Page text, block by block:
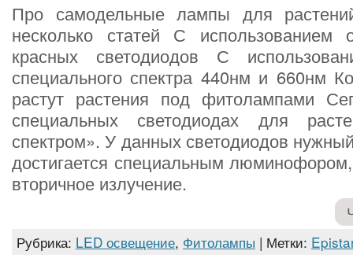
Про самодельные лампы для
несколько статей С
красных светодиодов С
специального спектра 440нм и 660нм
растут растения под фитолампами
специальных светодиодах для
спектром». У данных светодиодов
достигается специальным
вторичное излучение.
Рубрика: LED освещение, Фитолампы | Метки: